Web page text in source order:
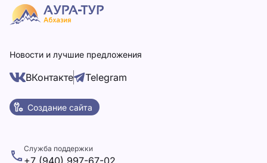
Новости и лучшие предложения
ВКонтакте Telegram
Создание сайта
Служба поддержки
+7 (940) 997-67-02